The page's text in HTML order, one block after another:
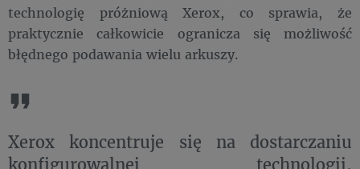
technologię próżniową Xerox, co sprawia, że
praktycznie całkowicie ogranicza się możliwość
błędnego podawania wielu arkuszy.
Xerox koncentruje się na dostarczaniu
konfigurowalnej technologii,